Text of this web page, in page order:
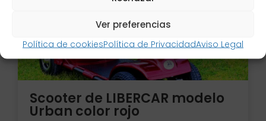
Ver preferencias
Política de cookiesPolítica de PrivacidadAviso Legal
Scooter de LIBERCAR modelo
Urban color rojo